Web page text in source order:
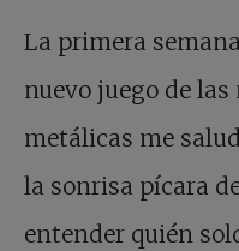
La primera
nuevo juego de
metálicas me
la sonrisa pícara
entender quién